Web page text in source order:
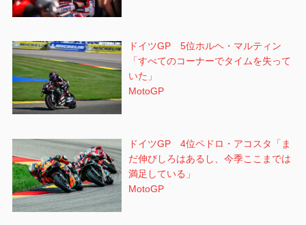
ドイツGP 5位ホルヘ・マルティン
「すべてのコーナーでタイムを失って
いた」
MotoGP
ドイツGP 4位ペドロ・アコスタ「ま
だ伸びしろはあるし、今季ここまでは
満足している」
MotoGP